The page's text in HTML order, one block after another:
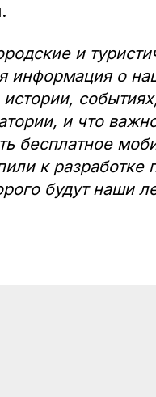
и
информация о
и что
бесплатное
к разработке
будут наши